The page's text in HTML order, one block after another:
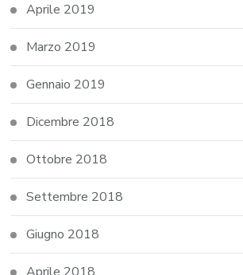
Aprile 2019
Marzo 2019
Gennaio 2019
Dicembre 2018
Ottobre 2018
Settembre 2018
Giugno 2018